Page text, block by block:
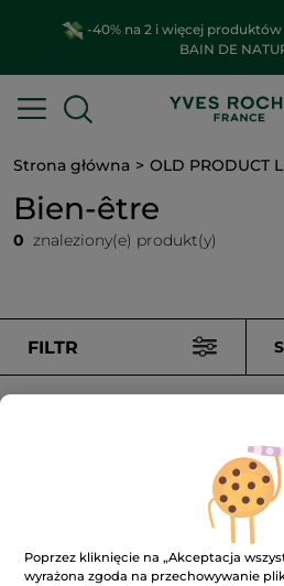
-40% na 2 i więcej
BAIN DE
Strona główna OLD PRODUCT
Bien-être
0 znaleziony(e) produkt(y)
FILTR
Poprzez kliknięcie na „Akceptacja
wyrażona zgoda na przechowywanie